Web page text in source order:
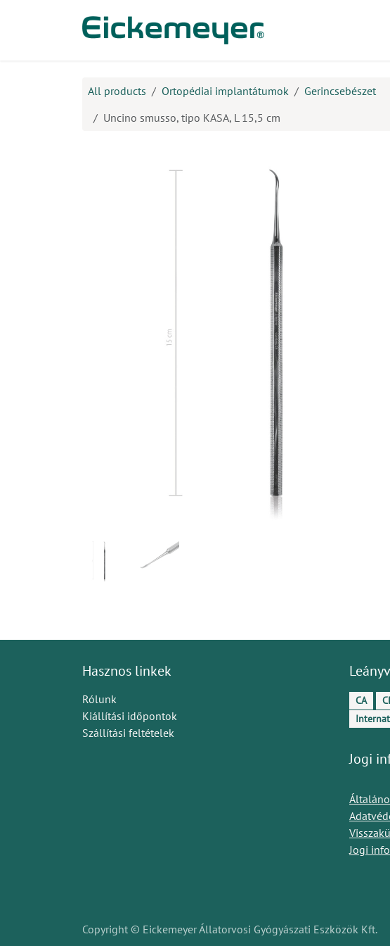
All products Ortopédiai implantátumok
Gerincsebészet
Uncino smusso, tipo KASA, L 15,5 cm
Hasznos linkek
Rólunk
Kiállítási időpontok
Szállítási feltételek
CA
Jogi
Jogi
Copyright © Eickemeyer Állatorvosi Gyógyászati Eszközök Kft.